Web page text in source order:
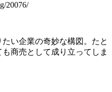
20076/
い企業の奇妙な構図。たと
商売として成り立ってしま